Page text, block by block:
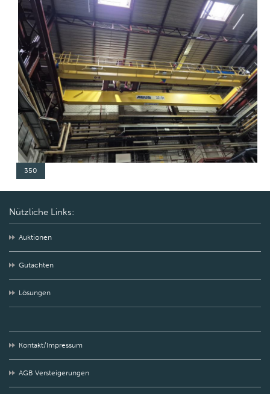
350
Nützliche Links:
Auktionen
Gutachten
Lösungen
Kontakt/Impressum
AGB Versteigerungen